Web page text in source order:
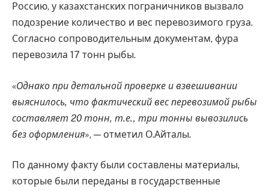
Россию, у казахстанских пограничников вызвало
подозрение количество и вес перевозимого груза.
Согласно сопроводительным документам, фура
перевозила 17 тонн рыбы.
«Однако при детальной проверке и взвешивании
выяснилось, что фактический вес перевозимой рыбы
составляет 20 тонн, т.е., три тонны вывозились
без оформления», — отметил О.Айталы.
По данному факту были составлены материалы,
которые были переданы в государственные